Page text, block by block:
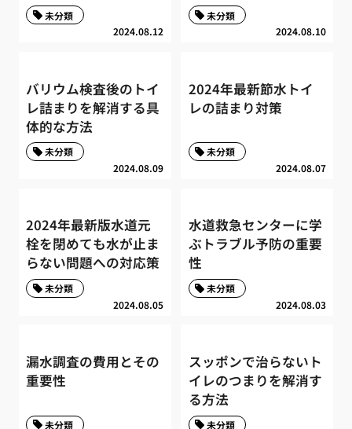
2024.08.12
未分類
2024.08.10
未分類
バリウム検査後のトイ
レ詰まりを解消する具
体的な方法
2024.08.09
未分類
2024年最新節水トイ
レの詰まり対策
2024.08.07
未分類
2024年最新版水道元
栓を閉めても水が止ま
らない問題への対応策
2024.08.05
未分類
水道救急センターに学
ぶトラブル予防の重要
性
2024.08.03
未分類
漏水調査の費用とその
重要性
未分類
スッポンで治らないト
イレのつまりを解消す
る方法
未分類